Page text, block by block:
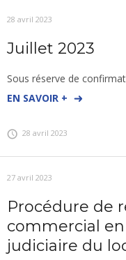
28 avril 2023
Juillet 2023
Sous réserve de
EN SAVOIR +
28 avril 2023
27 avril 2023
Procédure de
commercial
judiciaire du